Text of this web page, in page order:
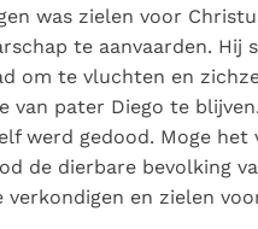
was zielen voor
te aanvaarden. Hij
om te vluchten en
van pater Diego te
werd gedood. Moge
de dierbare bevolking
en zielen